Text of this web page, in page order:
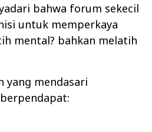
bahwa forum sekecil
untuk memperkaya
mental? bahkan melatih
yang mendasari